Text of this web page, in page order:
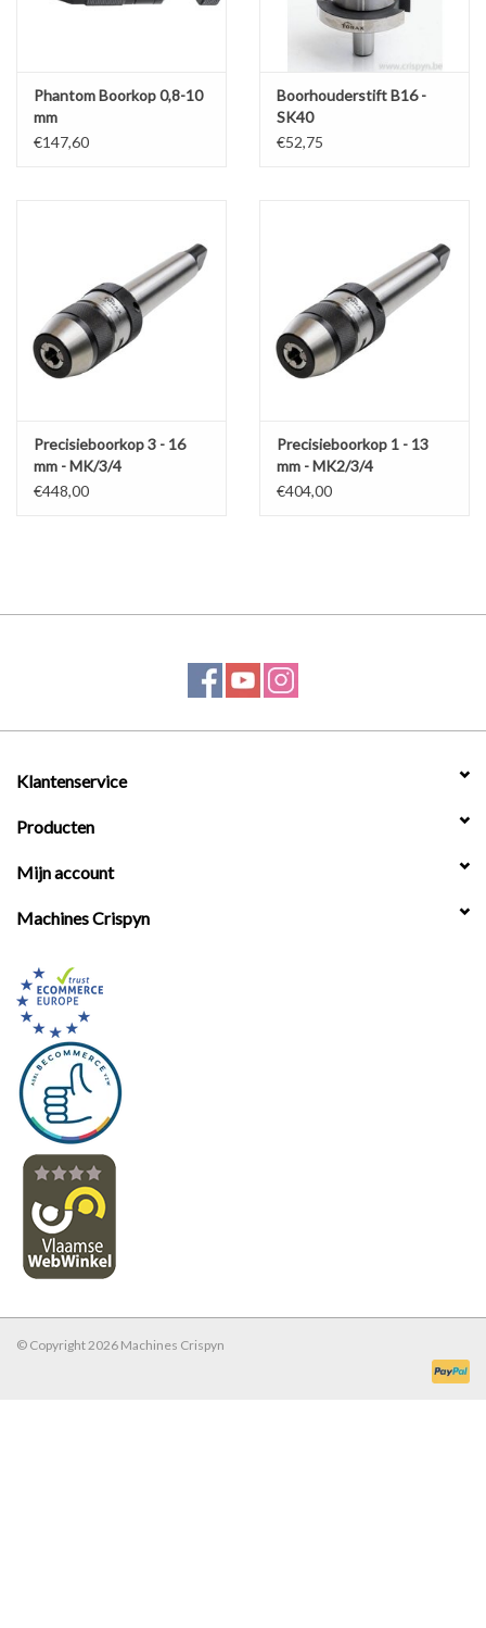
Phantom Boorkop 0,8-10
mm
€147,60
Boorhouderstift B16 -
SK40
€52,75
Precisieboorkop 3 - 16
mm - MK/3/4
€448,00
Precisieboorkop 1 - 13
mm - MK2/3/4
€404,00
Klantenservice
Producten
Mijn account
Machines Crispyn
© Copyright 2026 Machines Crispyn